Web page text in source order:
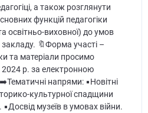
а також розглянути
функцій педагогіки
освітньо-виховної) до умов
🔖Форма участі –
та матеріали просимо
р. за електронною
напрями: ▪️Новітні
культурної спадщини
▪️Досвід музеїв в умовах війни.